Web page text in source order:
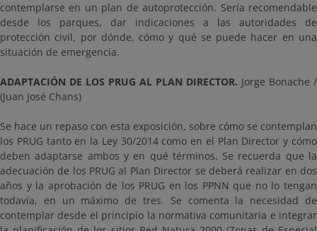
contemplarse en un plan de autoprotección. Sería recomendable
desde los parques, dar indicaciones a las autoridades de
protección civil, por dónde, cómo y qué se puede hacer en una
situación de emergencia.
ADAPTACIÓN DE LOS PRUG AL PLAN DIRECTOR. Jorge Bonache /
(Juan José Chans)
Se hace un repaso con esta exposición, sobre cómo se contemplan
los PRUG tanto en la Ley 30/2014 como en el Plan Director y cómo
deben adaptarse ambos y en qué términos. Se recuerda que la
adecuación de los PRUG al Plan Director se deberá realizar en dos
años y la aprobación de los PRUG en los PPNN que no lo tengan
todavía, en un máximo de tres. Se comenta la necesidad de
contemplar desde el principio la normativa comunitaria e integrar